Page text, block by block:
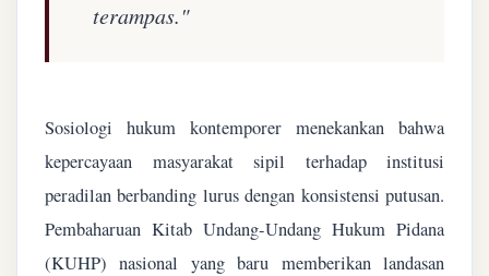
terampas."
Sosiologi hukum kontemporer menekankan bahwa
kepercayaan masyarakat sipil terhadap institusi
peradilan berbanding lurus dengan konsistensi putusan.
Pembaharuan Kitab Undang-Undang Hukum Pidana
(KUHP) nasional yang baru memberikan landasan